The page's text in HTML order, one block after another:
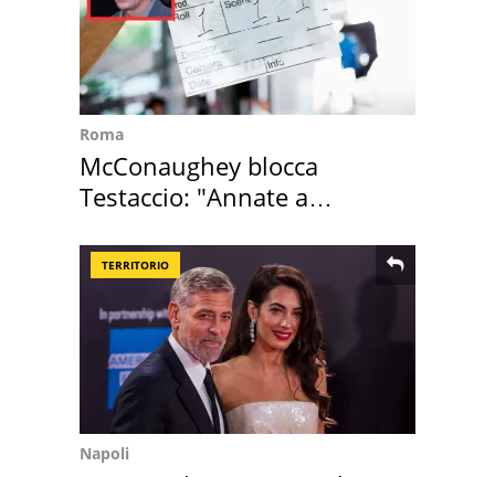
Roma
McConaughey blocca
Testaccio: "Annate a
TERRITORIO
Napoli